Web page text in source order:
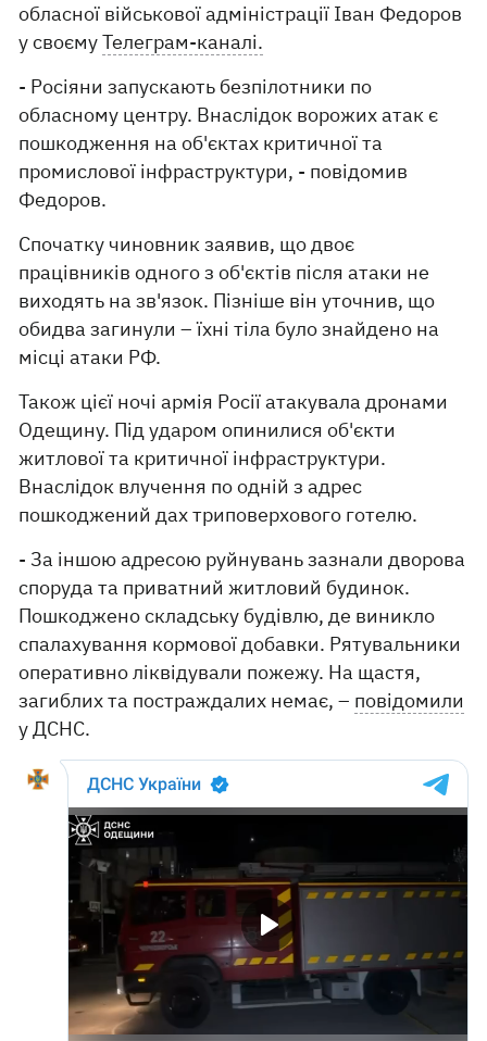
обласної військової адміністрації Іван Федоров
у своємуТелеграм-каналі.
- Росіяни запускають безпілотники по
обласному центру. Внаслідок ворожих атак є
пошкодження на об'єктах критичної та
промислової інфраструктури, - повідомив
Федоров.
Спочатку чиновник заявив, що двоє
працівників одного з об'єктів після атаки не
виходять на зв'язок. Пізніше він уточнив, що
обидва загинули – їхні тіла було знайдено на
місці атаки РФ.
Також цієї ночі армія Росії атакувала дронами
Одещину. Під ударом опинилися об'єкти
житлової та критичної інфраструктури.
Внаслідок влучення по одній з адрес
пошкоджений дах триповерхового готелю.
- За іншою адресою руйнувань зазнали дворова
споруда та приватний житловий будинок.
Пошкоджено складську будівлю, де виникло
спалахування кормової добавки. Рятувальники
оперативно ліквідували пожежу. На щастя,
загиблих та постраждалих немає, – повідомили
у ДСНС.